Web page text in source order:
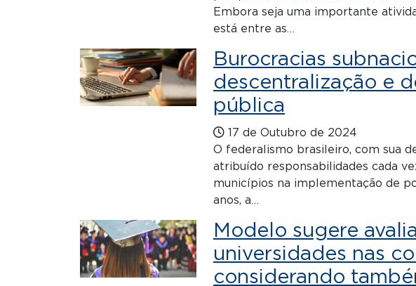
Embora seja uma importante
está entre as…
Burocracias
descentralização e
pública
17 de Outubro de 2024
O federalismo brasileiro, com sua
atribuído responsabilidades cada
municípios na implementação de
anos, a…
Modelo sugere
universidades nas
considerando